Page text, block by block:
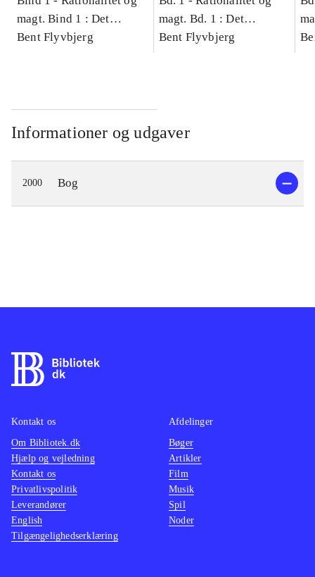
magt. Bind 1 : Det
konkretes videnskab
Bent Flyvbjerg
magt. Bd. 1 : Det
konkretes videnskab
Bent Flyvbjerg
Informationer og udgaver
2000 Bog
Kontakt os
Om Bibliotek.dk
Hjælp og vejledning
Kontakt os
Privatlivspolitik
Leverandører
English
Tilgængelighedserklæring
Afdelinger
Bøger
Artikler
Film
Musik
Spil
Noder